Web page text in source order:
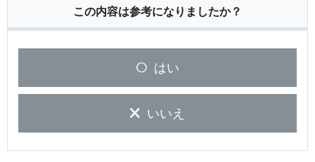
この内容は参考になりましたか？
はい
いいえ